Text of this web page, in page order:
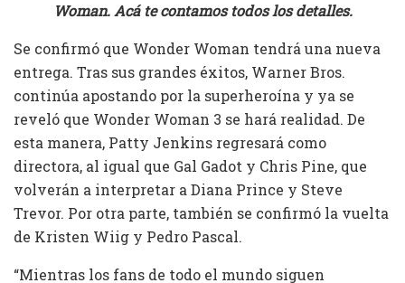
Woman. Acá te contamos todos los detalles.
Se confirmó que Wonder Woman tendrá una nueva
entrega. Tras sus grandes éxitos, Warner Bros.
continúa apostando por la superheroína y ya se
reveló que Wonder Woman 3 se hará realidad. De
esta manera, Patty Jenkins regresará como
directora, al igual que Gal Gadot y Chris Pine, que
volverán a interpretar a Diana Prince y Steve
Trevor. Por otra parte, también se confirmó la vuelta
de Kristen Wiig y Pedro Pascal.
“Mientras los fans de todo el mundo siguen